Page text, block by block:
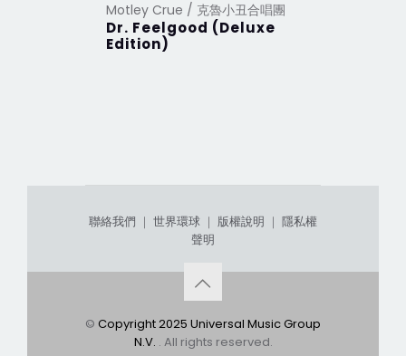
Motley Crue / 克魯小丑合唱團
Dr. Feelgood (Deluxe
Edition)
聯絡我們 ｜ 世界環球 ｜ 版權說明 ｜ 隱私權
聲明
© Copyright 2025 Universal Music Group
N.V. . All rights reserved.